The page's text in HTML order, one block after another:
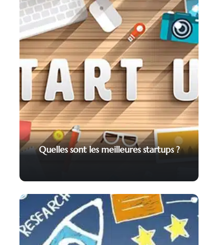
Quelles sont les meilleures startups ?